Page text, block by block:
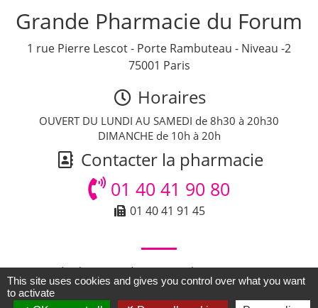
Grande Pharmacie du Forum
1 rue Pierre Lescot - Porte Rambuteau - Niveau -2
75001 Paris
Horaires
OUVERT DU LUNDI AU SAMEDI de 8h30 à 20h30
DIMANCHE de 10h à 20h
Contacter la pharmacie
01 40 41 90 80
01 40 41 91 45
© Grande Pharmacie du Forum - Pharmacie Paris - Tous
droits réservés -Accueil- Mentions légales
Grande Pharmacie du Forum à Paris (75) - Ile-de-France
This site uses cookies and gives you control over what you want
to activate